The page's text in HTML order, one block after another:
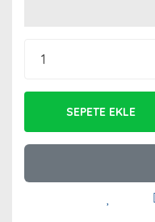
SEPETE EKLE